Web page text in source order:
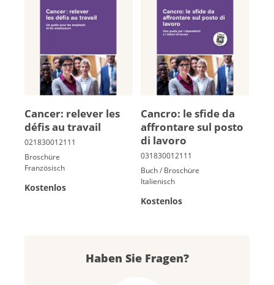
Can­cer: re­le­ver les
dé­fis au tra­vail
Broschüre
Französisch
Kostenlos
Cancro: le sfide da
affrontare sul po­sto
di lavoro
Buch / Broschüre
Italienisch
Kostenlos
Haben Sie Fragen?